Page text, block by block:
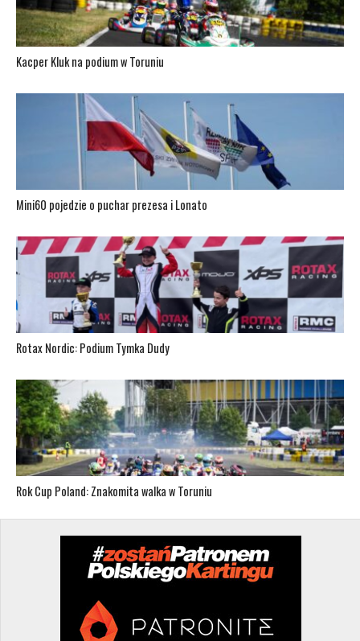
Kacper Kluk na podium w Toruniu
Mini60 pojedzie o puchar prezesa i Lonato
Rotax Nordic: Podium Tymka Dudy
Rok Cup Poland: Znakomita walka w Toruniu